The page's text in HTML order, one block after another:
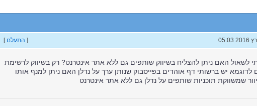
[ התעלם ]
לשאול האם ניתן להצליח בשיווק שותפים גם ללא אתר אינטרנט? רק בשיווק לרשימת
יש ברשותי דף אוהדים בפייסבוק שנותן ערך על נדלן האם ניתן למנף אותו
שמשווקת תוכניות שותפים על נדלן גם ללא אתר אינטרנט